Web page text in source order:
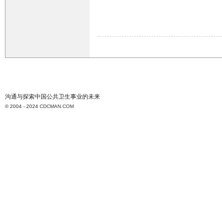
沟通与探索中国公共卫生事业的未来
© 2004 - 2024 CDCMAN.COM